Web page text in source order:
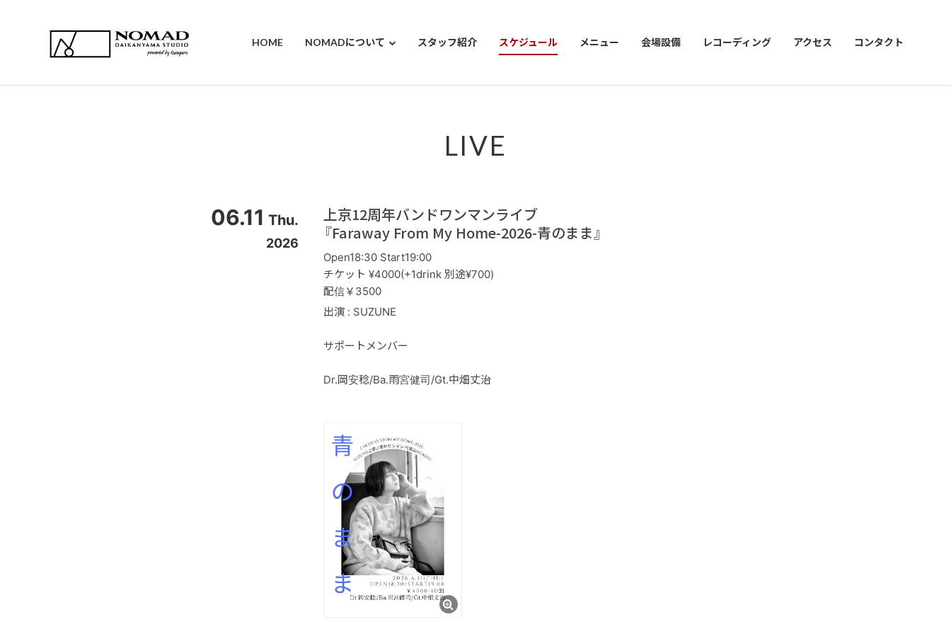
HOME NOMADについて スタッフ紹介 スケジュール メニュー 会場設備 レコーディング アクセス コンタクト
LIVE
06.11 Thu.
2026
上京12周年バンドワンマンライブ
『Faraway From My Home-2026-青のまま』
Open18:30 Start19:00
チケット ¥4000(+1drink 別途¥700)
配信￥3500
出演 : SUZUNE
サポートメンバー
Dr.岡安稔/Ba.雨宮健司/Gt.中畑丈治